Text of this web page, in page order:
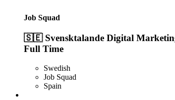
Job Squad
🇸🇪 Svensktalande Digital
Full Time
Swedish
Job Squad
Spain